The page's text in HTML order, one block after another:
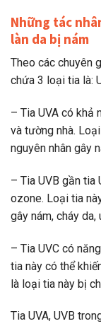
Những tác
làn da bị nám
Theo các chuyên
chứa 3 loại tia là:
– Tia UVA có khả
và tường nhà.
nguyên nhân gây
– Tia UVB gần tia
ozone. Loại tia
gây nám, cháy da,
– Tia UVC có
tia này có thể
là loại tia này bị
Tia UVA, UVB